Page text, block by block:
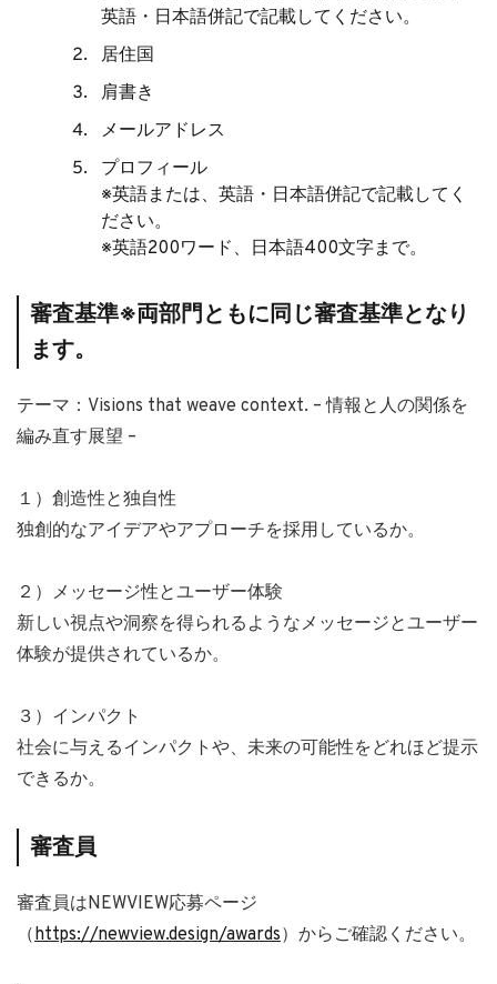
英語・日本語併記で記載してください。
居住国
肩書き
メールアドレス
プロフィール
※英語または、英語・日本語併記で記載してく
ださい。
※英語200ワード、日本語400文字まで。
審査基準※両部門ともに同じ審査基準となり
ます。
テーマ：Visions that weave context. – 情報と人の関係を
編み直す展望 –
１）創造性と独自性
独創的なアイデアやアプローチを採用しているか。
２）メッセージ性とユーザー体験
新しい視点や洞察を得られるようなメッセージとユーザー
体験が提供されているか。
３）インパクト
社会に与えるインパクトや、未来の可能性をどれほど提示
できるか。
審査員
審査員はNEWVIEW応募ページ
（https://newview.design/awards）からご確認ください。